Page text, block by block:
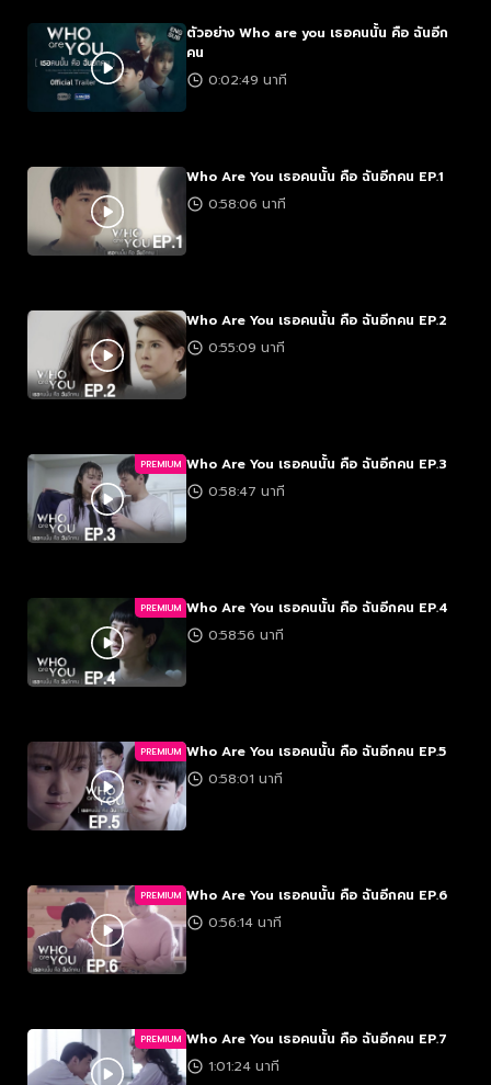
ตัวอย่าง Who are you เธอคนนั้น คือ ฉันอีก
คน
0:02:49 นาที
Who Are You เธอคนนั้น คือ ฉันอีกคน EP.1
0:58:06 นาที
Who Are You เธอคนนั้น คือ ฉันอีกคน EP.2
0:55:09 นาที
PREMIUM Who Are You เธอคนนั้น คือ ฉันอีกคน EP.3
0:58:47 นาที
PREMIUM Who Are You เธอคนนั้น คือ ฉันอีกคน EP.4
0:58:56 นาที
PREMIUM Who Are You เธอคนนั้น คือ ฉันอีกคน EP.5
0:58:01 นาที
PREMIUM Who Are You เธอคนนั้น คือ ฉันอีกคน EP.6
0:56:14 นาที
PREMIUM Who Are You เธอคนนั้น คือ ฉันอีกคน EP.7
1:01:24 นาที